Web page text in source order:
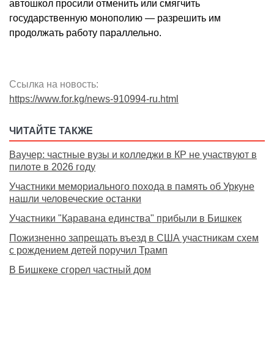
автошкол просили отменить или смягчить
государственную монополию — разрешить им
продолжать работу параллельно.
Ссылка на новость:
https://www.for.kg/news-910994-ru.html
ЧИТАЙТЕ ТАКЖЕ
Ваучер: частные вузы и колледжи в КР не участвуют в
пилоте в 2026 году
Участники мемориального похода в память об Уркуне
нашли человеческие останки
Участники "Каравана единства" прибыли в Бишкек
Пожизненно запрещать въезд в США участникам схем
с рождением детей поручил Трамп
В Бишкеке сгорел частный дом